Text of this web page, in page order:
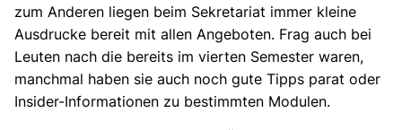
zum Anderen liegen beim Sekretariat immer kleine
Ausdrucke bereit mit allen Angeboten. Frag auch bei
Leuten nach die bereits im vierten Semester waren,
manchmal haben sie auch noch gute Tipps parat oder
Insider-Informationen zu bestimmten Modulen.